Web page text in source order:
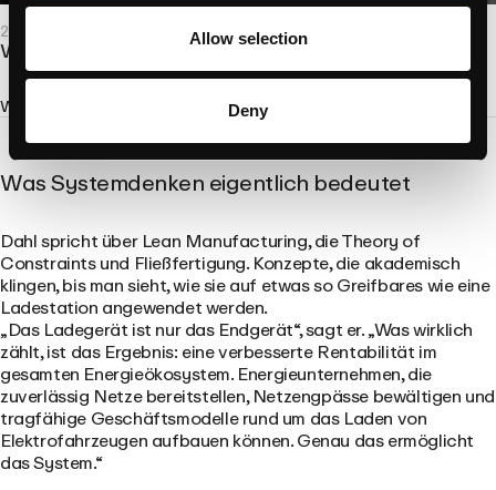
Allow selection
Deny
2025 – 26.11. – Betrieb von Ladestationen
Warum es so teuer ist, CPO zu sein
Weiterlesen
Was Systemdenken eigentlich bedeutet
Dahl spricht über Lean Manufacturing, die Theory of
Constraints und Fließfertigung. Konzepte, die akademisch
klingen, bis man sieht, wie sie auf etwas so Greifbares wie eine
Ladestation angewendet werden.
„Das Ladegerät ist nur das Endgerät“, sagt er. „Was wirklich
zählt, ist das Ergebnis: eine verbesserte Rentabilität im
gesamten Energieökosystem. Energieunternehmen, die
zuverlässig Netze bereitstellen, Netzengpässe bewältigen und
tragfähige Geschäftsmodelle rund um das Laden von
Elektrofahrzeugen aufbauen können. Genau das ermöglicht
das System.“